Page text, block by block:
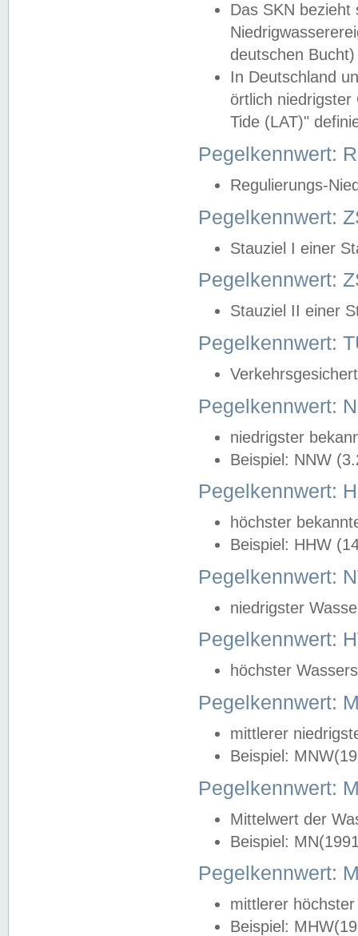
Das SKN
deutschen
In Deutschland
örtlich
Tide (LAT)"
Pegelkennwert:
Regulierungs-
Pegelkennwert:
Stauziel I einer
Pegelkennwert:
Stauziel II einer
Pegelkennwert:
Pegelkennwert:
niedrigster
Beispiel: NNW
Pegelkennwert:
höchster
Beispiel: HHW
Pegelkennwert:
niedrigster
Pegelkennwert:
höchster
Pegelkennwert:
mittlerer
Beispiel:
Pegelkennwert:
Mittelwert der
Beispiel:
Pegelkennwert:
mittlerer
Beispiel: